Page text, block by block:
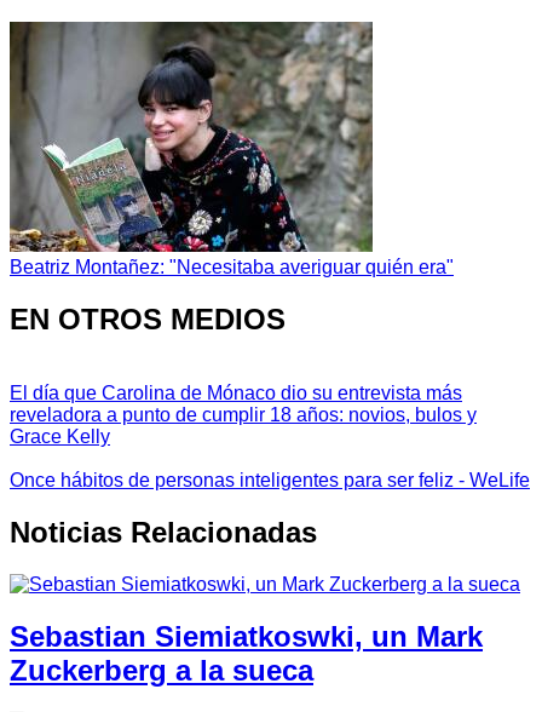
Beatriz Montañez: "Necesitaba averiguar quién era"
EN OTROS MEDIOS
El día que Carolina de Mónaco dio su entrevista más
reveladora a punto de cumplir 18 años: novios, bulos y
Grace Kelly
Once hábitos de personas inteligentes para ser feliz - WeLife
Noticias Relacionadas
Sebastian Siemiatkoswki, un Mark
Zuckerberg a la sueca